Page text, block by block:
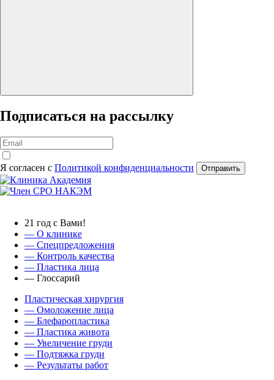
Подписаться на рассылку
Я согласен с Политикой конфиденциальности Отправить
21 год с Вами!
— О клинике
— Спецпредложения
— Контроль качества
— Пластика лица
— Глоссарий
Пластическая хирургия
— Омоложение лица
— Блефаропластика
— Пластика живота
— Увеличение груди
— Подтяжка груди
— Результаты работ